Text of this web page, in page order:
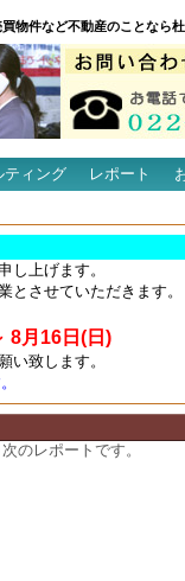
物件など不動産のことなら
ティング レポート
し上げます。
とさせていただきます。
8月16日(日)
い致します。
のレポートです。